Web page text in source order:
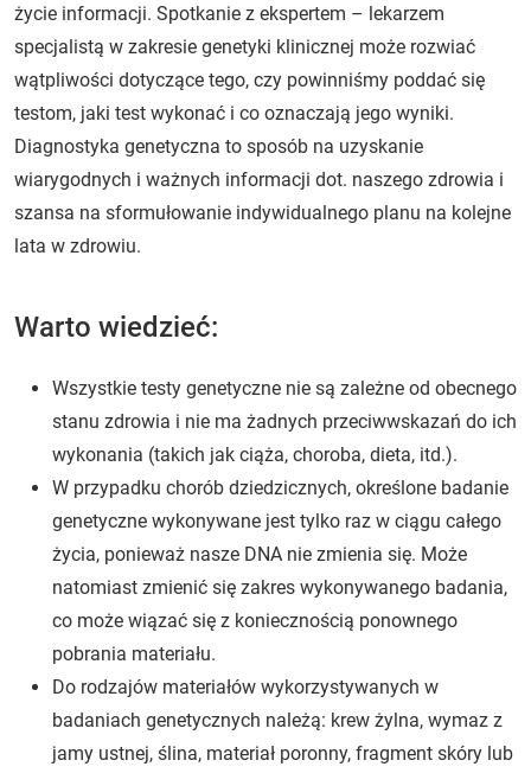
życie informacji. Spotkanie z ekspertem – lekarzem
specjalistą w zakresie genetyki klinicznej może rozwiać
wątpliwości dotyczące tego, czy powinniśmy poddać się
testom, jaki test wykonać i co oznaczają jego wyniki.
Diagnostyka genetyczna to sposób na uzyskanie
wiarygodnych i ważnych informacji dot. naszego zdrowia i
szansa na sformułowanie indywidualnego planu na kolejne
lata w zdrowiu.
Warto wiedzieć:
Wszystkie testy genetyczne nie są zależne od obecnego
stanu zdrowia i nie ma żadnych przeciwwskazań do ich
wykonania (takich jak ciąża, choroba, dieta, itd.).
W przypadku chorób dziedzicznych, określone badanie
genetyczne wykonywane jest tylko raz w ciągu całego
życia, ponieważ nasze DNA nie zmienia się. Może
natomiast zmienić się zakres wykonywanego badania,
co może wiązać się z koniecznością ponownego
pobrania materiału.
Do rodzajów materiałów wykorzystywanych w
badaniach genetycznych należą: krew żylna, wymaz z
jamy ustnej, ślina, materiał poronny, fragment skóry lub